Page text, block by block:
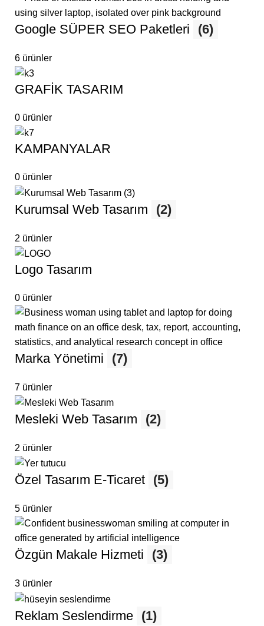
Google SÜPER SEO Paketleri (6)
6 ürünler
GRAFİK TASARIM
0 ürünler
KAMPANYALAR
0 ürünler
Kurumsal Web Tasarım (2)
2 ürünler
Logo Tasarım
0 ürünler
Marka Yönetimi (7)
7 ürünler
Mesleki Web Tasarım (2)
2 ürünler
Özel Tasarım E-Ticaret (5)
5 ürünler
Özgün Makale Hizmeti (3)
3 ürünler
Reklam Seslendirme (1)